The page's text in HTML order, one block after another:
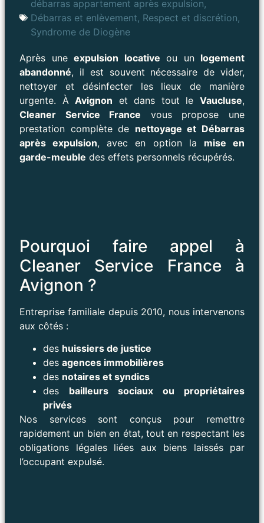
débarras appartement après expulsion,
Débarras et enlèvement, Respect et discrétion,
Syndrome de Diogène
Après une expulsion locative ou un logement
abandonné, il est souvent nécessaire de vider,
nettoyer et désinfecter les lieux de manière
urgente. ÀAvignon et dans tout leVaucluse,
Cleaner Service France vous propose une
prestation complète de nettoyage et Débarras
après expulsion, avec en option la mise en
garde-meuble des effets personnels récupérés.
Pourquoi faire appel à
Cleaner Service France à
Avignon ?
Entreprise familiale depuis 2010, nous intervenons
aux côtés :
des huissiers de justice
des agences immobilières
des notaires et syndics
des bailleurs sociaux ou propriétaires
privés
Nos services sont conçus pour remettre
rapidement un bien en état, tout en respectant les
obligations légales liées aux biens laissés par
l’occupant expulsé.